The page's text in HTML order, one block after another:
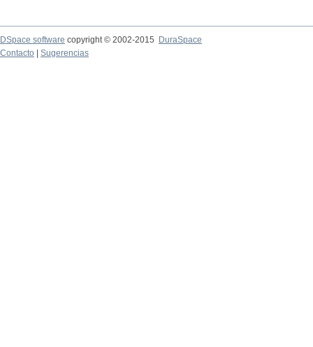
DSpace software copyright © 2002-2015
DuraSpace
Contacto
Sugerencias